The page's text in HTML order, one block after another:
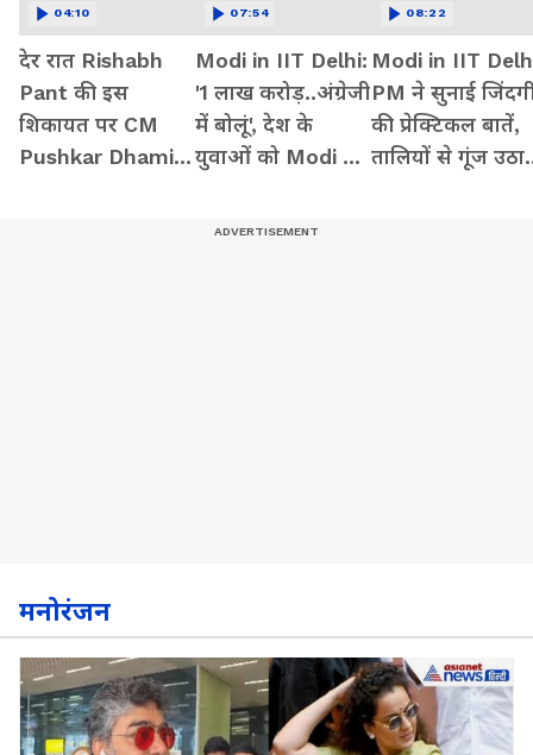
देर रात Rishabh
Pant की इस
शिकायत पर CM
Pushkar Dhami
04:10
Modi in IIT Delhi:
'1 लाख करोड़..अंग्रेजी
में बोलूं', देश के
युवाओं को Modi ने
07:54
Modi in IIT
PM ने सुनाई
की प्रेक्टिकल बातें,
तालियों से गूंज उठा
08:22
मनोरंजन